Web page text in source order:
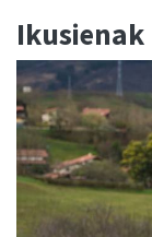
Ikusienak